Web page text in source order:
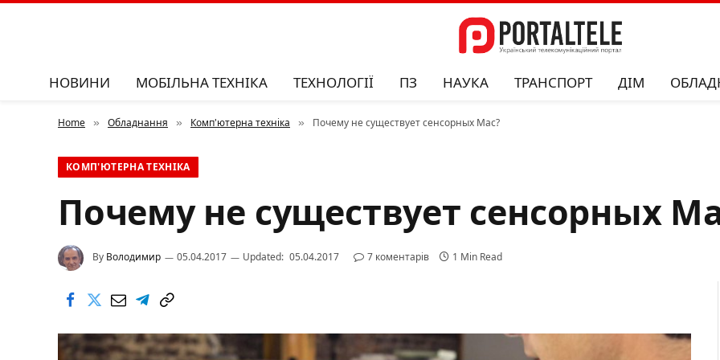
НОВИНИ МОБІЛЬНА ТЕХНІКА ТЕХНОЛОГІЇ ПЗ НАУКА ТРАНСПОРТ ДІМ
Home » Обладнання » Комп'ютерна техніка » Почему не существует сенсорных Mac?
КОМП'ЮТЕРНА ТЕХНІКА
Почему не существует сенсорных
By Володимир 05.04.2017 Updated: 05.04.2017 7 коментарів 1 Min Read